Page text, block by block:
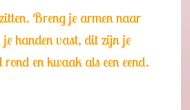
Breng je armen naar
je handen vast, dit zijn je
en kwaak als een eend.